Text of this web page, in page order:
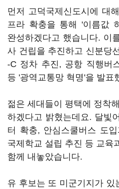
먼저 고덕국제신도시에 대
프라 확충을 통해 '이름값
완성하겠다고 했습니다. 이
사 건립을 추진하고 신분당
-C 정차 추진, 공항 직행버
등 '광역교통망 혁명'을 발표
젊은 세대들이 평택에 정착
하겠다고 밝혔는데요. 달빛
터 확충, 안심스쿨버스 도
국제학교 설립 추진 등 교육
함께 내놓았습니다.
유 후보는 또 미군기지가 있